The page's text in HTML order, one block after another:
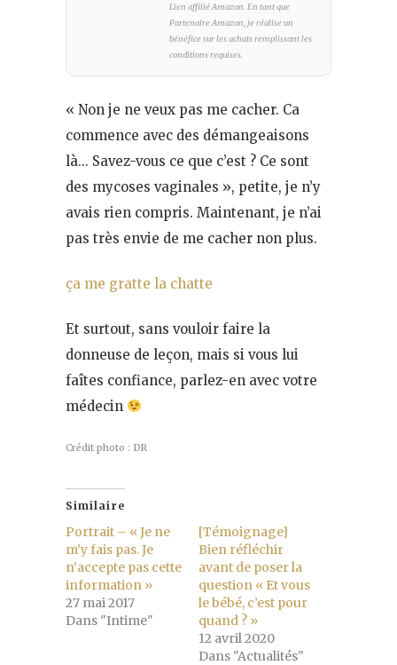
Lien affilié Amazon. En tant que
Partenaire Amazon, je réalise un
bénéfice sur les achats remplissant les
conditions requises.
« Non je ne veux pas me cacher. Ca
commence avec des démangeaisons
là… Savez-vous ce que c’est ? Ce sont
des mycoses vaginales », petite, je n’y
avais rien compris. Maintenant, je n’ai
pas très envie de me cacher non plus.
ça me gratte la chatte
Et surtout, sans vouloir faire la
donneuse de leçon, mais si vous lui
faîtes confiance, parlez-en avec votre
médecin
Crédit photo : DR
Similaire
Portrait – « Je ne
m’y fais pas. Je
n’accepte pas cette
information »
27 mai 2017
Dans "Intime"
[Témoignage]
Bien réfléchir
avant de poser la
question « Et vous
le bébé, c’est pour
quand ? »
12 avril 2020
Dans "Actualités"